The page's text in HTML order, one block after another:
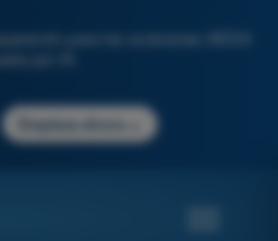
para los exámenes AESA
Empieza ahora